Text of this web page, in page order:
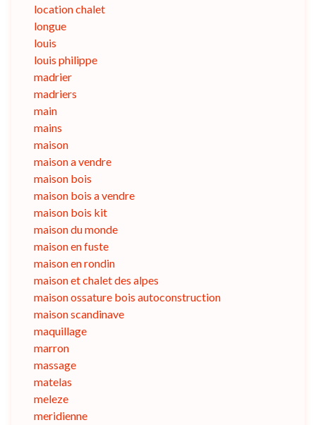
location chalet
longue
louis
louis philippe
madrier
madriers
main
mains
maison
maison a vendre
maison bois
maison bois a vendre
maison bois kit
maison du monde
maison en fuste
maison en rondin
maison et chalet des alpes
maison ossature bois autoconstruction
maison scandinave
maquillage
marron
massage
matelas
meleze
meridienne